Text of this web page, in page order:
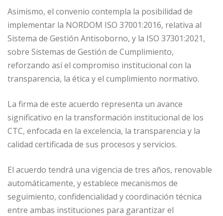
Asimismo, el convenio contempla la posibilidad de
implementar la NORDOM ISO 37001:2016, relativa al
Sistema de Gestión Antisoborno, y la ISO 37301:2021,
sobre Sistemas de Gestión de Cumplimiento,
reforzando así el compromiso institucional con la
transparencia, la ética y el cumplimiento normativo.
La firma de este acuerdo representa un avance
significativo en la transformación institucional de los
CTC, enfocada en la excelencia, la transparencia y la
calidad certificada de sus procesos y servicios.
El acuerdo tendrá una vigencia de tres años, renovable
automáticamente, y establece mecanismos de
seguimiento, confidencialidad y coordinación técnica
entre ambas instituciones para garantizar el